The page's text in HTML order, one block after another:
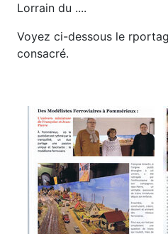
Lorrain du ....
Voyez ci-dessous le
consacré.